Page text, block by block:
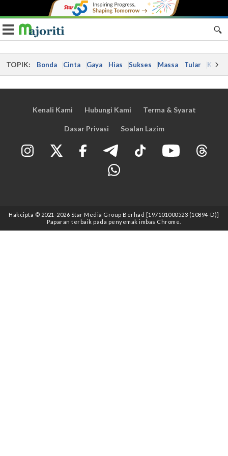
Toggle navigation
TOPIK: Bonda Cinta Gaya Hias Sukses Massa Tular Kes
Kenali Kami Hubungi Kami Terma & Syarat
Dasar Privasi Soalan Lazim
Hakcipta © 2021 -2026 Star Media Group Berhad [197101000523 (10894-D)]
Paparan terbaik pada penyemak imbas Chrome.